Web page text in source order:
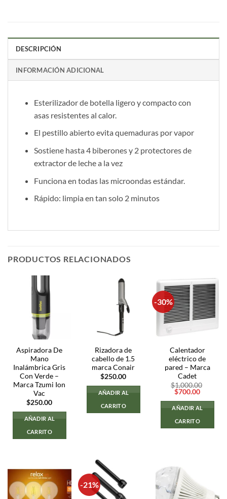
DESCRIPCIÓN
INFORMACIÓN ADICIONAL
Esterilizador de botella ligero y compacto con
asas resistentes al calor.
El pestillo abierto evita quemaduras por vapor
Sostiene hasta 4 biberones y 2 protectores de
extractor de leche a la vez
Funciona en todas las microondas estándar.
Rápido: limpia en tan solo 2 minutos
PRODUCTOS RELACIONADOS
Aspiradora De
Mano
Inalámbrica Gris
Con Verde –
Marca Tzumi Ion
Vac
$250.00
AÑADIR AL
CARRITO
Rizadora de
cabello de 1.5
marca Conair
$250.00
AÑADIR AL
CARRITO
-30%
Calentador
eléctrico de
pared – Marca
Cadet
$1,000.00
El
original
era:
$1,000.00.
$700.00El
actual
es:
AÑADIR AL
CARRITO
-21%